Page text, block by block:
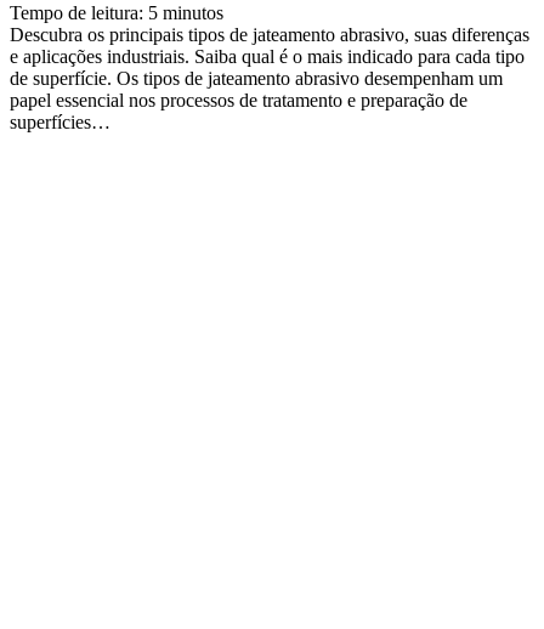
Tempo de leitura: 5 minutos
Descubra os principais tipos de jateamento abrasivo, suas diferenças
e aplicações industriais. Saiba qual é o mais indicado para cada tipo
de superfície. Os tipos de jateamento abrasivo desempenham um
papel essencial nos processos de tratamento e preparação de
superfícies…